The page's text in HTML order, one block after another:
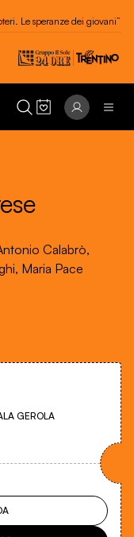
maggio 2026
Calabrò,
Maria Pace
GEROLA